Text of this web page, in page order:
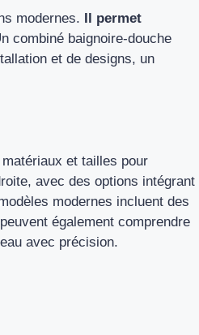
modernes. Il permet
combiné baignoire-douche
et de designs, un
et tailles pour
avec des options intégrant
modernes incluent des
également comprendre
avec précision.